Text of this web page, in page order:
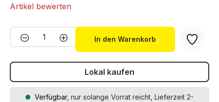
Artikel bewerten
Produkt Anzahl: Gib den
In den Warenkorb
Lokal kaufen
Verfügbar, nur solange Vorrat reicht, Lieferzeit 2-